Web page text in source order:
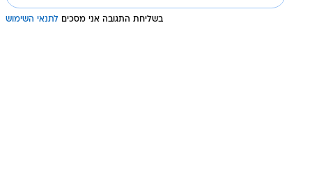
בשליחת התגובה אני מסכים לתנאי השימוש